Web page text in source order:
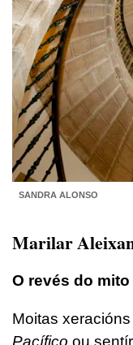
SANDRA ALONSO
Marilar
O revés do mito
Moitas
Pacífico ou